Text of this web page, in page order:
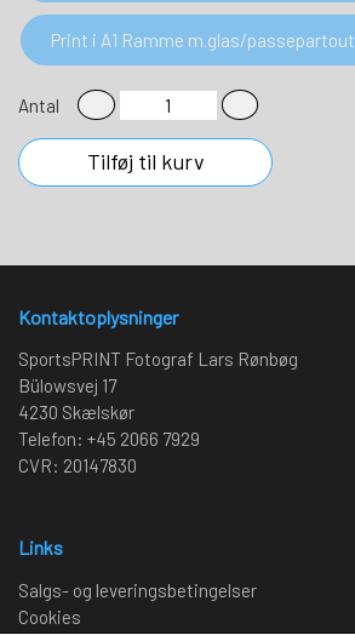
Print i A1 Ramme m.glas/passepartout
Antal
Tilføj til kurv
Kontaktoplysninger
SportsPRINT Fotograf Lars Rønbøg
Bülowsvej 17
4230 Skælskør
Telefon: +45 2066 7929
CVR: 20147830
Links
Salgs- og leveringsbetingelser
Cookies